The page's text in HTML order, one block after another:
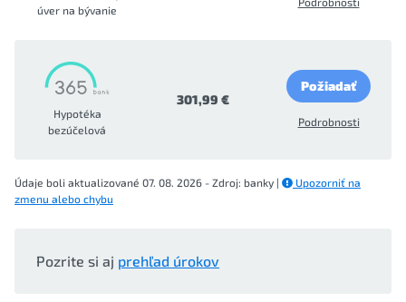
úver na bývanie
Hypotéka
bezúčelová
301,99 €
Požiadať
Podrobnosti
Údaje boli aktualizované 07. 08. 2026 - Zdroj: banky |
Upozorniť na
zmenu alebo chybu
Pozrite si aj prehľad úrokov